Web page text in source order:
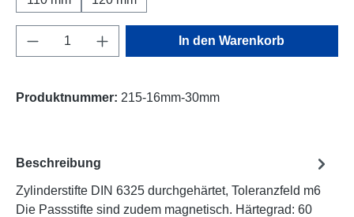
Produkt Anzahl: Gib den gewünschten
In den Warenkorb
Produktnummer: 215-16mm-30mm
Beschreibung
Zylinderstifte DIN 6325 durchgehärtet, Toleranzfeld m6
Die Passstifte sind zudem magnetisch. Härtegrad: 60